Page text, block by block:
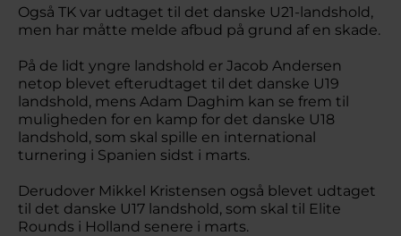
Også TK var udtaget til det danske U21-landshold,
men har måtte melde afbud på grund af en skade.
På de lidt yngre landshold er Jacob Andersen
netop blevet efterudtaget til det danske U19
landshold, mens Adam Daghim kan se frem til
muligheden for en kamp for det danske U18
landshold, som skal spille en international
turnering i Spanien sidst i marts.
Derudover Mikkel Kristensen også blevet udtaget
til det danske U17 landshold, som skal til Elite
Rounds i Holland senere i marts.